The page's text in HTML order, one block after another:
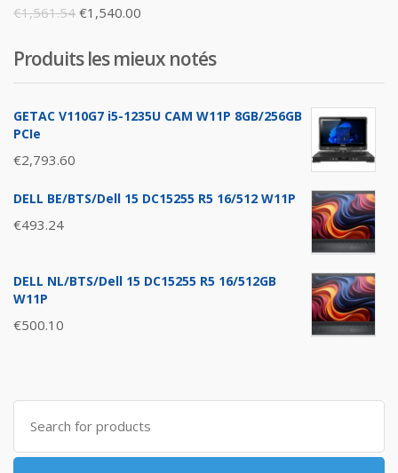
€1,561.54 Original
was:
€1,561.54.
€1,540.00
is:
€1,540.00.
Produits les mieux notés
GETAC V110G7 i5-1235U CAM W11P 8GB/256GB
PCIe
€2,793.60
DELL BE/BTS/Dell 15 DC15255 R5 16/512 W11P
€493.24
DELL NL/BTS/Dell 15 DC15255 R5 16/512GB
W11P
€500.10
Search
for: